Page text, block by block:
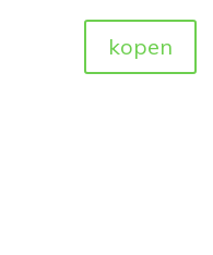
kopen